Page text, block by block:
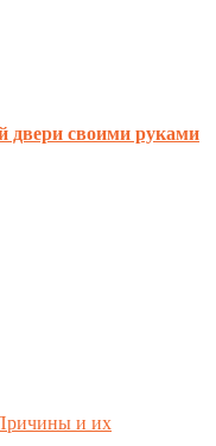
двери своими руками